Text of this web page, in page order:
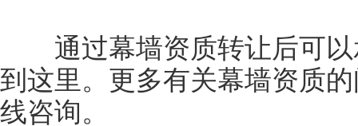
通过幕墙资质转让后可以
到这里。更多有关幕墙资质
线咨询。